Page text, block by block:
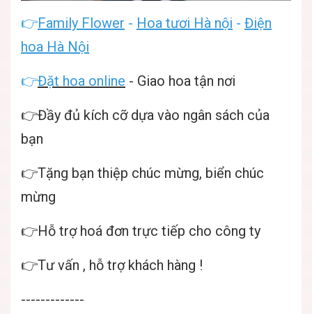
👉Family Flower - Hoa tươi Hà nội - Điện
hoa Hà Nội
👉Đặt hoa online - Giao hoa tận nơi
👉Đầy đủ kích cỡ dựa vào ngân sách của
bạn
👉Tặng bạn thiệp chúc mừng, biển chúc
mừng
👉Hỗ trợ hoá đơn trực tiếp cho công ty
👉Tư vấn , hỗ trợ khách hàng !
-------------